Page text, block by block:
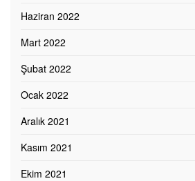
Haziran 2022
Mart 2022
Şubat 2022
Ocak 2022
Aralık 2021
Kasım 2021
Ekim 2021